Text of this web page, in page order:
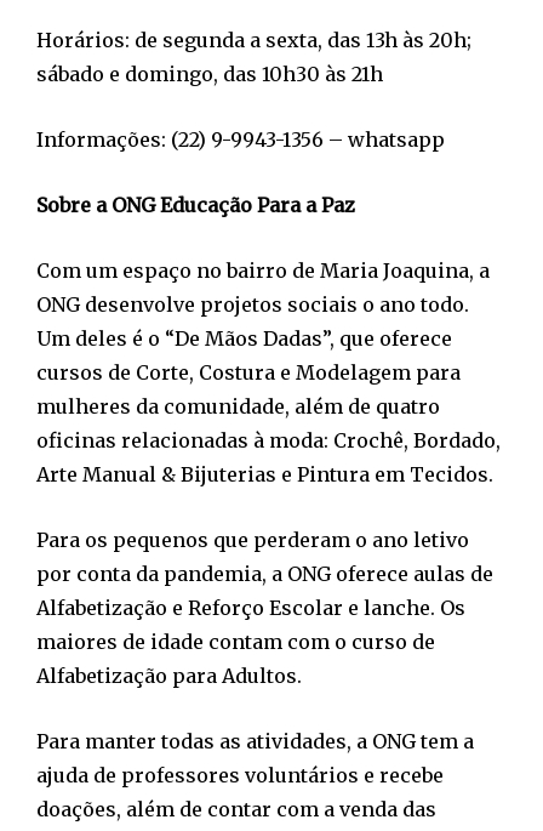
Horários: de segunda a sexta, das 13h às 20h;
sábado e domingo, das 10h30 às 21h
Informações: (22) 9-9943-1356 – whatsapp
Sobre a ONG Educação Para a Paz
Com um espaço no bairro de Maria Joaquina, a
ONG desenvolve projetos sociais o ano todo.
Um deles é o “De Mãos Dadas”, que oferece
cursos de Corte, Costura e Modelagem para
mulheres da comunidade, além de quatro
oficinas relacionadas à moda: Crochê, Bordado,
Arte Manual & Bijuterias e Pintura em Tecidos.
Para os pequenos que perderam o ano letivo
por conta da pandemia, a ONG oferece aulas de
Alfabetização e Reforço Escolar e lanche. Os
maiores de idade contam com o curso de
Alfabetização para Adultos.
Para manter todas as atividades, a ONG tem a
ajuda de professores voluntários e recebe
doações, além de contar com a venda das